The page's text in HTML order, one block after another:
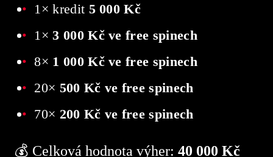
1× kredit 5 000 Kč
1×3 000 Kč ve free spinech
8× 1 000 Kč ve free spinech
20× 500 Kč ve free spinech
70× 200 Kč ve free spinech
💰 Celková hodnota výher: 40 000 Kč